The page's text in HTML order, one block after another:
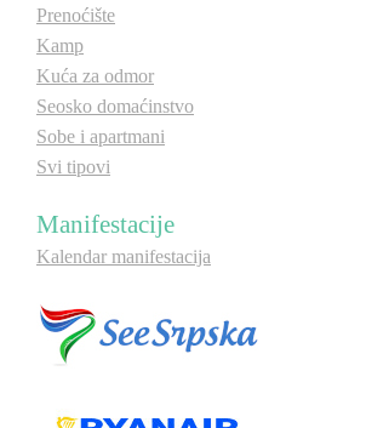
Prenoćište
Kamp
Kuća za odmor
Seosko domaćinstvo
Sobe i apartmani
Svi tipovi
Manifestacije
Kalendar manifestacija